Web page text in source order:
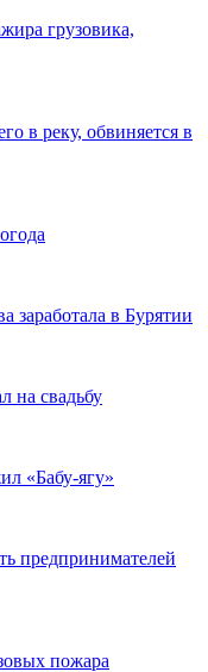
грузовика,
в реку, обвиняется в
заработала в Бурятии
на свадьбу
«Бабу-ягу»
предпринимателей
пожара